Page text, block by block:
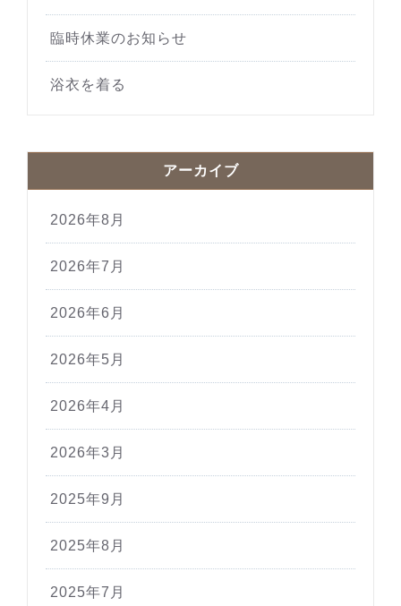
臨時休業のお知らせ
浴衣を着る
アーカイブ
2026年8月
2026年7月
2026年6月
2026年5月
2026年4月
2026年3月
2025年9月
2025年8月
2025年7月